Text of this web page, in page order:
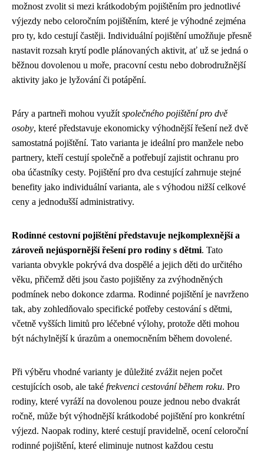
možnost zvolit si mezi krátkodobým pojištěním pro jednotlivé
výjezdy nebo celoročním pojištěním, které je výhodné zejména
pro ty, kdo cestují častěji. Individuální pojištění umožňuje přesně
nastavit rozsah krytí podle plánovaných aktivit, ať už se jedná o
běžnou dovolenou u moře, pracovní cestu nebo dobrodružnější
aktivity jako je lyžování či potápění.
Páry a partneři mohou využít společného pojištění pro dvě
osoby, které představuje ekonomicky výhodnější řešení než dvě
samostatná pojištění. Tato varianta je ideální pro manžele nebo
partnery, kteří cestují společně a potřebují zajistit ochranu pro
oba účastníky cesty. Pojištění pro dva cestující zahrnuje stejné
benefity jako individuální varianta, ale s výhodou nižší celkové
ceny a jednodušší administrativy.
Rodinné cestovní pojištění představuje nejkomplexnější a
zároveň nejúspornější řešení pro rodiny s dětmi. Tato
varianta obvykle pokrývá dva dospělé a jejich děti do určitého
věku, přičemž děti jsou často pojištěny za zvýhodněných
podmínek nebo dokonce zdarma. Rodinné pojištění je navrženo
tak, aby zohledňovalo specifické potřeby cestování s dětmi,
včetně vyšších limitů pro léčebné výlohy, protože děti mohou
být náchylnější k úrazům a onemocněním během dovolené.
Při výběru vhodné varianty je důležité zvážit nejen počet
cestujících osob, ale také frekvenci cestování během roku. Pro
rodiny, které vyráží na dovolenou pouze jednou nebo dvakrát
ročně, může být výhodnější krátkodobé pojištění pro konkrétní
výjezd. Naopak rodiny, které cestují pravidelně, ocení celoroční
rodinné pojištění, které eliminuje nutnost každou cestu